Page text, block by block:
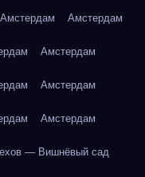
Амстердам Амстердам
Амстердам
Амстердам
Амстердам
— Вишнёвый сад